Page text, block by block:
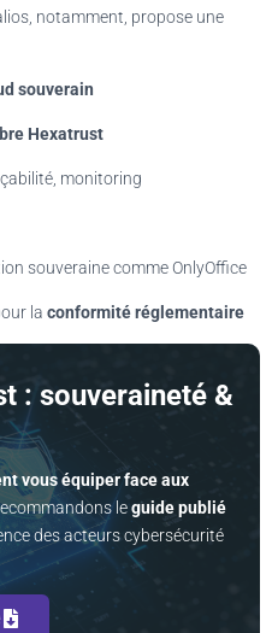
notamment, propose une
souverain
Hexatrust
monitoring
souveraine comme OnlyOffice
la conformité réglementaire
: souveraineté &
vous équiper face aux
leguide publié
des acteurs cybersécurité